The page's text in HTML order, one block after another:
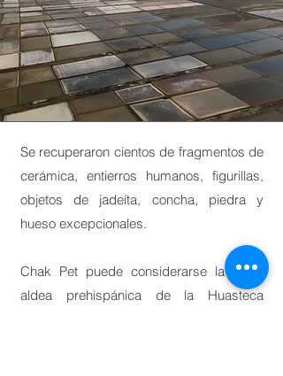
Se recuperaron cientos de fragmentos de
cerámica, entierros humanos, figurillas,
objetos de jadeíta, concha, piedra y
hueso excepcionales.
Chak Pet puede considerarse la única
aldea prehispánica de la Huasteca